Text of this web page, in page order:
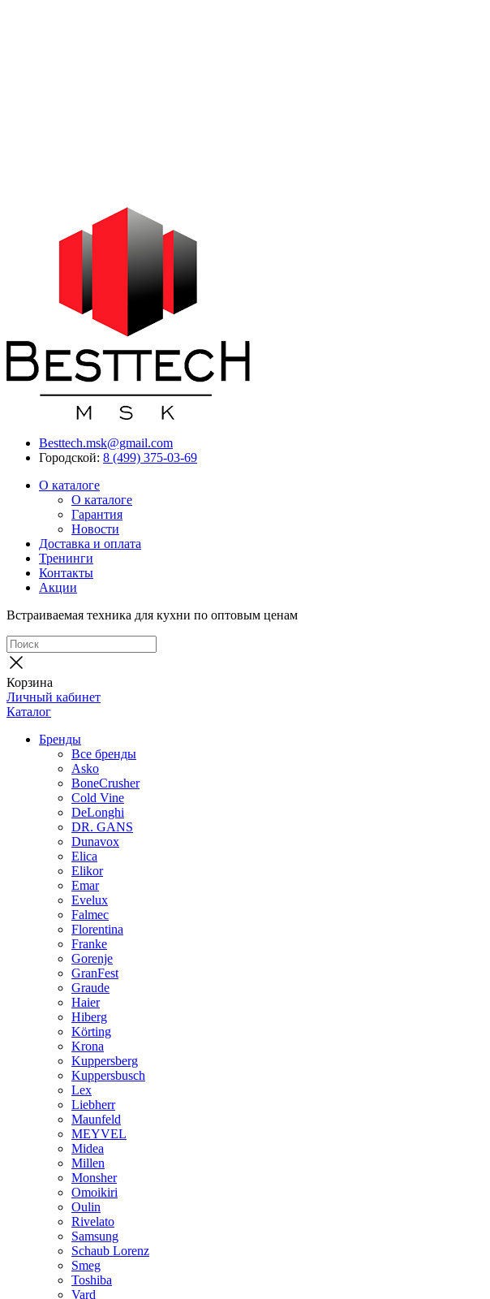
Besttech.msk@gmail.com
Городской: 8 (499) 375-03-69
О каталоге
О каталоге
Гарантия
Новости
Доставка и оплата
Тренинги
Контакты
Акции
Встраиваемая техника для кухни по оптовым ценам
Корзина
Личный кабинет
Каталог
Бренды
Все бренды
Asko
BoneCrusher
Cold Vine
DeLonghi
DR. GANS
Dunavox
Elica
Elikor
Emar
Evelux
Falmec
Florentina
Franke
Gorenje
GranFest
Graude
Haier
Hiberg
Körting
Krona
Kuppersberg
Kuppersbusch
Lex
Liebherr
Maunfeld
MEYVEL
Midea
Millen
Monsher
Omoikiri
Oulin
Rivelato
Samsung
Schaub Lorenz
Smeg
Toshiba
Vard